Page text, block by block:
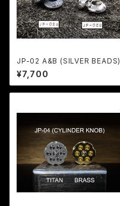
JP-02 A&B (SILVER BEADS)
¥7,700